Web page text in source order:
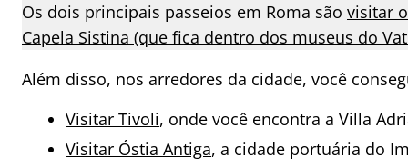
Os dois principais passeios em Roma são visitar
Capela Sistina (que fica dentro dos museus do
Além disso, nos arredores da cidade, você
Visitar Tivoli, onde você encontra a Villa
Visitar Óstia Antiga, a cidade portuária do